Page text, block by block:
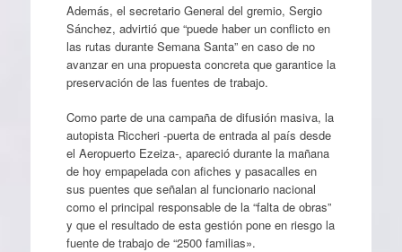
Además, el secretario General del gremio, Sergio
Sánchez, advirtió que “puede haber un conflicto en
las rutas durante Semana Santa” en caso de no
avanzar en una propuesta concreta que garantice la
preservación de las fuentes de trabajo.
Como parte de una campaña de difusión masiva, la
autopista Riccheri -puerta de entrada al país desde
el Aeropuerto Ezeiza-, apareció durante la mañana
de hoy empapelada con afiches y pasacalles en
sus puentes que señalan al funcionario nacional
como el principal responsable de la “falta de obras”
y que el resultado de esta gestión pone en riesgo la
fuente de trabajo de “2500 familias».